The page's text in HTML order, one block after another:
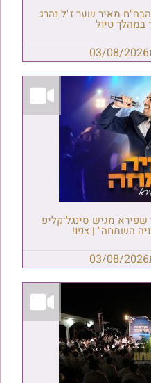
מאיר שער ז"ל נהרג
במהלך טיול
03/08/2026
שפירא מגיש סינגל־קליפ
השמחה" | צפו!
03/08/2026